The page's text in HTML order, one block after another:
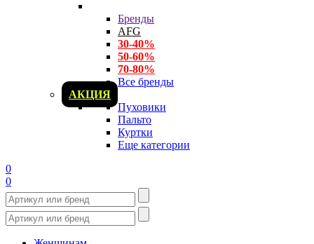
Бренды
AFG
30-40%
50-60%
70-80%
Все бренды
АКЦИЯ
Пуховики
Пальто
Куртки
Еще категории
0
0